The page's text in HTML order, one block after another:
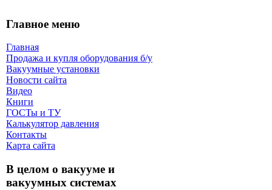
Главное меню
Главная
Продажа и купля оборудования б/y
Вакуумные установки
Новости сайта
Видео
Книги
ГОСТы и ТУ
Калькулятор давления
Контакты
Карта сaйта
В целом о вакууме и
вакуумных системах